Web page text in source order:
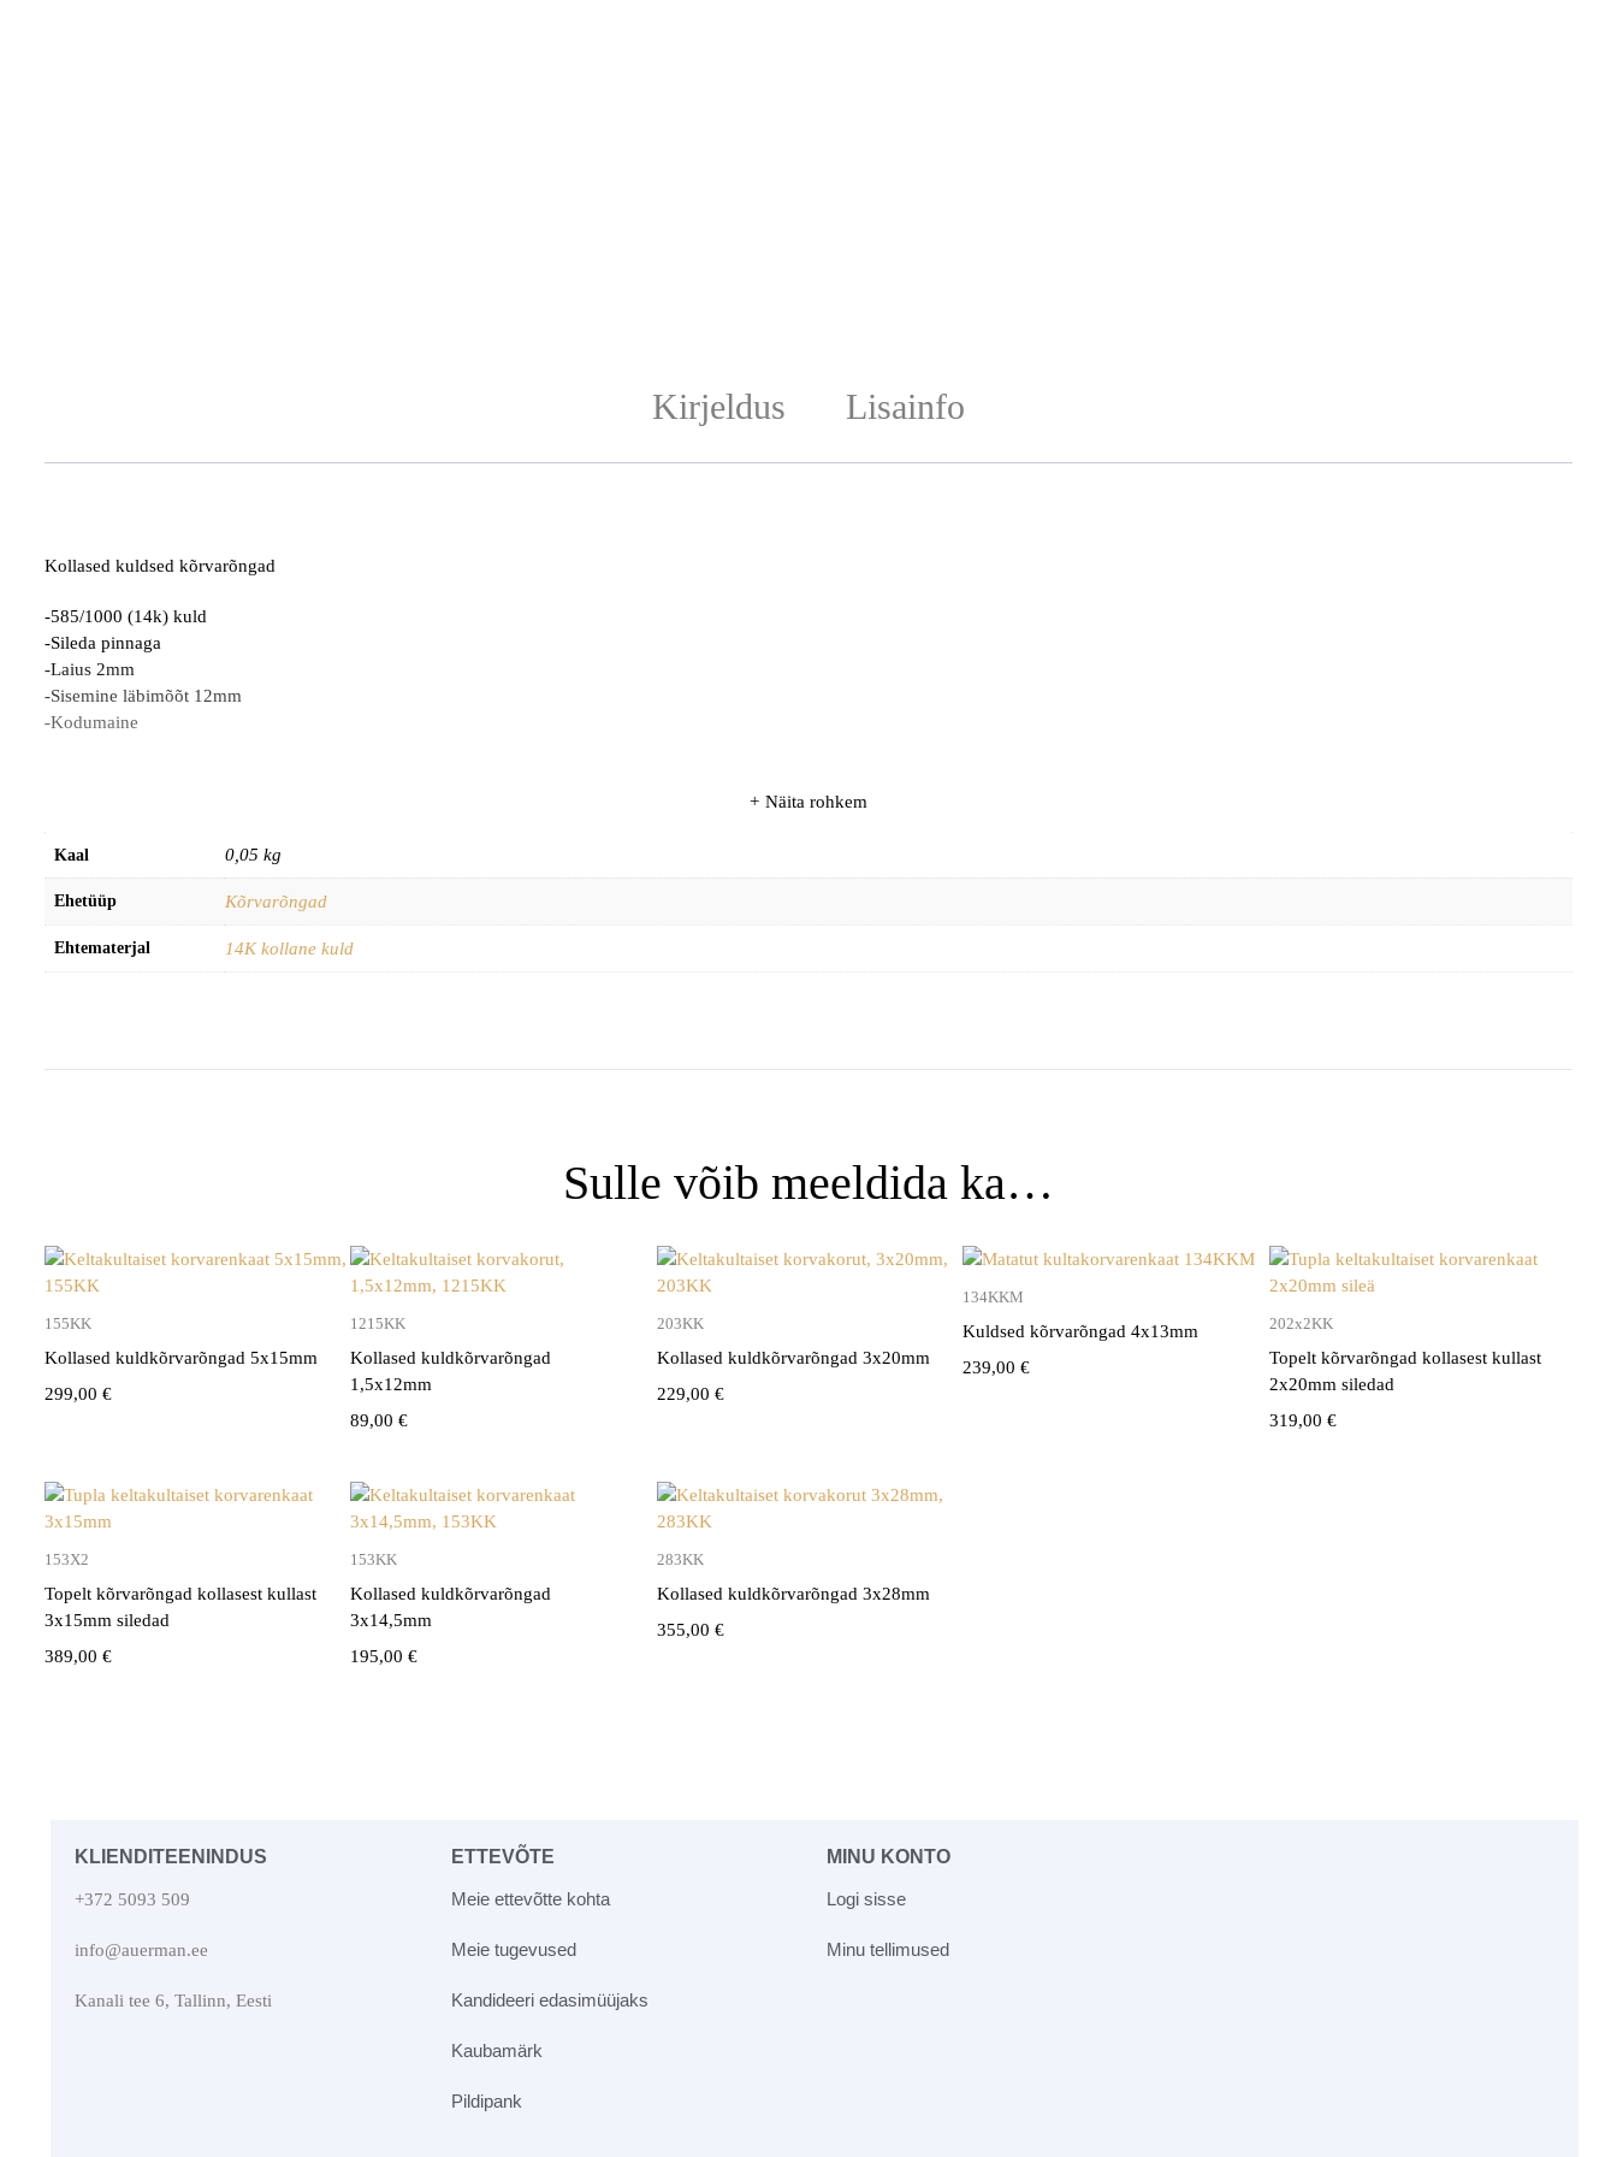
Kirjeldus Lisainfo
Kollased kuldsed kõrvarõngad
-585/1000 (14k) kuld
-Sileda pinnaga
-Laius 2mm
-Sisemine läbimõõt 12mm
-Kodumaine
Näita rohkem
Kaal 0,05 kg
Ehetüüp Kõrvarõngad
Ehtematerjal 14K kollane kuld
Sulle võib meeldida ka…
155KK
Kollased kuldkõrvarõngad 5x15mm
299,00 €
1215KK
Kollased kuldkõrvarõngad
1,5x12mm
89,00€
203KK
Kollased kuldkõrvarõngad 3x20mm
229,00 €
134KKM
Kuldsed kõrvarõngad 4x13mm
239,00€
202x2KK
Topelt kõrvarõngad kollasest kullast
2x20mm siledad
319,00 €
153X2
Topelt kõrvarõngad kollasest kullast
3x15mm siledad
389,00 €
153KK
Kollased kuldkõrvarõngad
3x14,5mm
195,00€
283KK
Kollased kuldkõrvarõngad 3x28mm
355,00 €
KLIENDITEENINDUS
+372 5093 509
info@auerman.ee
Kanali tee 6, Tallinn, Eesti
ETTEVÕTE
Meie ettevõtte kohta
Meie tugevused
Kandideeri edasimüüjaks
Kaubamärk
Pildipank
MINU KONTO
Logi sisse
Minu tellimused